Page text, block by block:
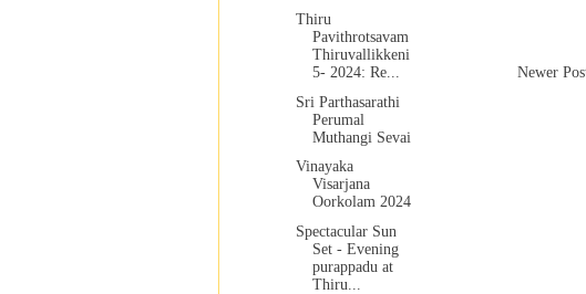
Newer
Thiru
Pavithrotsavam
Thiruvallikkeni
5- 2024: Re...
Sri Parthasarathi
Perumal
Muthangi Sevai
Vinayaka
Visarjana
Oorkolam 2024
Spectacular Sun
Set - Evening
purappadu at
Thiru...